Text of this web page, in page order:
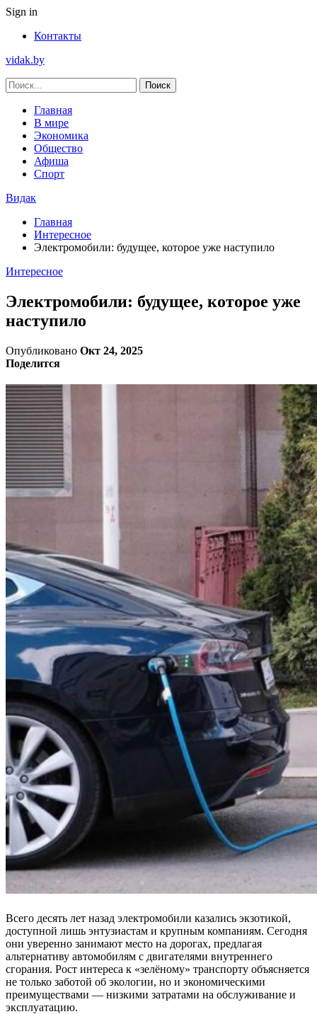
Sign in
Контакты
vidak.by
Главная
В мире
Экономика
Общество
Афиша
Спорт
Видак
Главная
Интересное
Электромобили: будущее, которое уже наступило
Интересное
Электромобили: будущее, которое уже
наступило
Опубликовано Окт 24, 2025
Поделится
Всего десять лет назад электромобили казались экзотикой,
доступной лишь энтузиастам и крупным компаниям. Сегодня
они уверенно занимают место на дорогах, предлагая
альтернативу автомобилям с двигателями внутреннего
сгорания. Рост интереса к «зелёному» транспорту объясняется
не только заботой об экологии, но и экономическими
преимуществами — низкими затратами на обслуживание и
эксплуатацию.